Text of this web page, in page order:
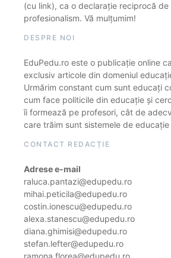
(cu link), ca o declarație reciprocă
profesionalism. Vă mulțumim!
DESPRE NOI
EduPedu.ro este o publicație online
exclusiv articole din domeniul
Urmărim constant cum sunt educați
cum face politicile din educație și
îi formează pe profesori, cât de
care trăim sunt sistemele de
CONTACT REDACȚIE
Adrese e-mail
raluca.pantazi@edupedu.ro
mihai.peticila@edupedu.ro
costin.ionescu@edupedu.ro
alexa.stanescu@edupedu.ro
diana.ghimisi@edupedu.ro
stefan.lefter@edupedu.ro
ramona.florea@edupedu.ro